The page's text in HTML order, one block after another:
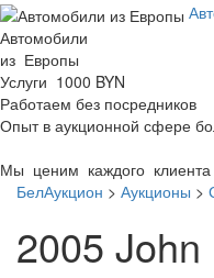
Автомобили
из Европы
Услуги 1000 BYN
Работаем без посредников
Опыт в аукционной сфере
Мы ценим каждого клиента
БелАукцион > Аукционы >
2005